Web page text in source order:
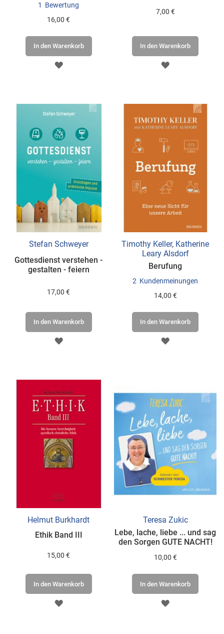
1 Bewertung
16,00 €
In den Warenkorb
ZUR
7,00 €
In den Warenkorb
ZUR
Stefan Schweyer
Gottesdienst verstehen -
gestalten - feiern
17,00 €
In den Warenkorb
ZUR
Timothy Keller, Katherine
Leary Alsdorf
Berufung
2 Kundenmeinungen
14,00 €
In den Warenkorb
ZUR
Helmut Burkhardt
Ethik Band III
15,00 €
In den Warenkorb
ZUR
Teresa Zukic
Lebe, lache, liebe ... und sag
den Sorgen GUTE NACHT!
10,00 €
In den Warenkorb
ZUR